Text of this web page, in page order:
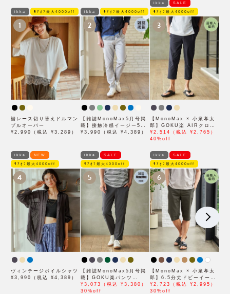
ikka ﾓｱｵﾌ最大4000off
1
裾レース切り替えドルマン
プルオーバー
¥2,990（税込 ¥3,289）
ikka ﾓｱｵﾌ最大4000off
2
【雑誌MonoMax5月号掲
載】接触冷感イージー5ポ
ケット
¥3,990（税込 ¥4,389）
ikka SALE
ﾓｱｵﾌ最大4000off
3
【MonoMax × 小泉孝太
郎】GOKU楽 AIRクロッ
プドパンツ「小泉孝太郎さ
ん着用モデル」
¥2,514（税込 ¥2,765）
40%off
ikka NEW
ﾓｱｵﾌ最大4000off
4
ヴィンテージボイルシャツ
¥3,990（税込 ¥4,389）
ikka SALE
ﾓｱｵﾌ最大4000off
5
【雑誌MonoMax5月号掲
載】GOKU楽パンツ
EASY STRETCH 冷感ア
ンクル【接触冷感】「小泉
¥3,073（税込 ¥3,380）
30%off
ikka SALE
ﾓｱｵﾌ最大4000off
6
【MonoMax × 小泉孝太
郎】6.5分丈ドビーイージ
ーハーフパンツ「小泉孝太
郎さん着用モデル」
¥2,723（税込 ¥2,995）
30%off